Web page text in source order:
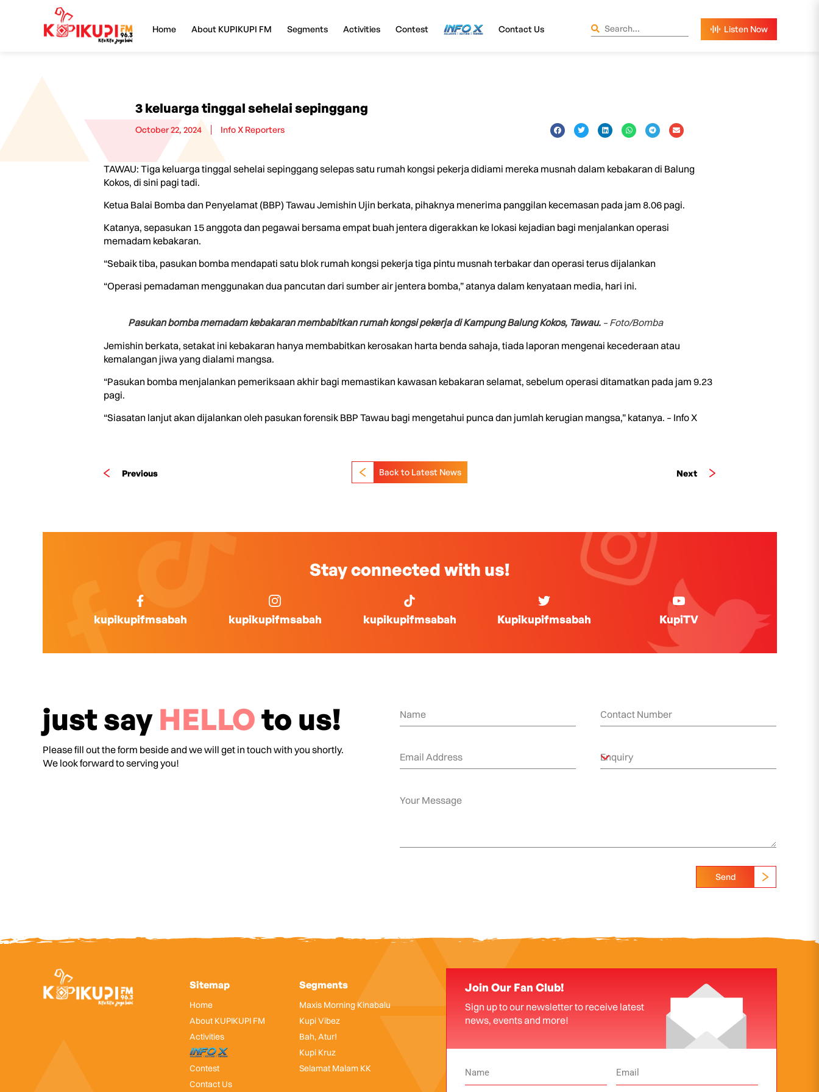
Home About KUPIKUPI FM Segments Activities Contest InfoX Contact Us
3 keluarga tinggal sehelai sepinggang
October 22, 2024 Info X Reporters
TAWAU: Tiga keluarga tinggal sehelai sepinggang selepas satu rumah kongsi pekerja didiami mereka musnah dalam kebakaran di Balung
Kokos, di sini pagi tadi.
Ketua Balai Bomba dan Penyelamat (BBP) Tawau Jemishin Ujin berkata, pihaknya menerima panggilan kecemasan pada jam 8.06 pagi.
Katanya, sepasukan 15 anggota dan pegawai bersama empat buah jentera digerakkan ke lokasi kejadian bagi menjalankan operasi
memadam kebakaran.
“Sebaik tiba, pasukan bomba mendapati satu blok rumah kongsi pekerja tiga pintu musnah terbakar dan operasi terus dijalankan
“Operasi pemadaman menggunakan dua pancutan dari sumber air jentera bomba,” atanya dalam kenyataan media, hari ini.
Pasukan bomba memadam kebakaran membabitkan rumah kongsi pekerja di Kampung Balung Kokos, Tawau. – Foto/Bomba
Jemishin berkata, setakat ini kebakaran hanya membabitkan kerosakan harta benda sahaja, tiada laporan mengenai kecederaan atau
kemalangan jiwa yang dialami mangsa.
“Pasukan bomba menjalankan pemeriksaan akhir bagi memastikan kawasan kebakaran selamat, sebelum operasi ditamatkan pada jam 9.23
pagi.
“Siasatan lanjut akan dijalankan oleh pasukan forensik BBP Tawau bagi mengetahui punca dan jumlah kerugian mangsa,” katanya. – Info X
Previous Next
Back to Latest News
Stay connected with us!
kupikupifmsabah kupikupifmsabah kupikupifmsabah Kupikupifmsabah KupiTV
just say HELLOto us!
Please fill out the form beside and we will get in touch with you shortly.
We look forward to serving you!
Send
Sitemap
Home
About KUPIKUPI FM
Activities
InfoX
Contest
Contact Us
Segments
Maxis Morning Kinabalu
Kupi Vibez
Bah, Atur!
Kupi Kruz
Selamat Malam KK
Join Our Fan Club!
Sign up to our newsletter to receive latest
news, events and more!